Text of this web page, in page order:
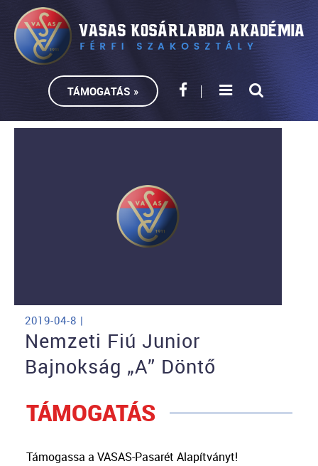
TÁMOGATÁS »
2019-04-8 |
Nemzeti Fiú Junior
Bajnokság „A” Döntő⁩
TÁMOGATÁS
Támogassa a VASAS-Pasarét Alapítványt!